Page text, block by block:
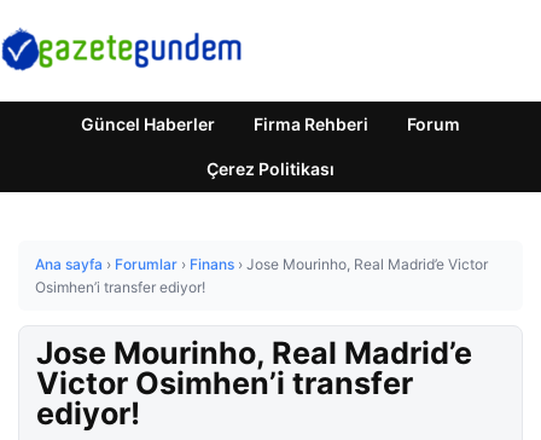
Güncel Haberler Firma Rehberi Forum
Çerez Politikası
Ana sayfa › Forumlar › Finans › Jose Mourinho, Real Madrid’e Victor
Osimhen’i transfer ediyor!
Jose Mourinho, Real Madrid’e
Victor Osimhen’i transfer
ediyor!